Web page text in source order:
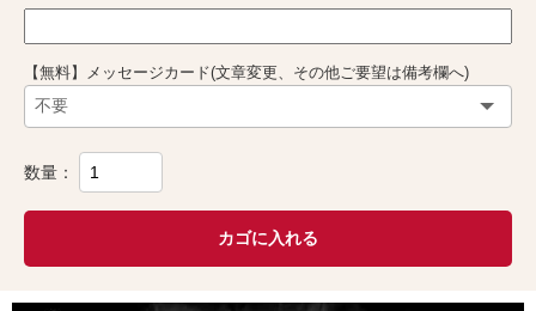
【無料】メッセージカード(文章変更、その他ご要望は備考欄へ)
数量：
カゴに入れる